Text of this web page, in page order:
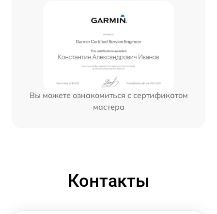
Вы можете ознакомиться с сертификатом
мастера
Контакты